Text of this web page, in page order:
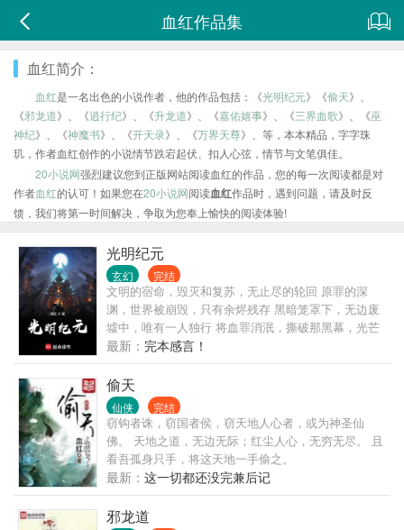
血红作品集
血红简介：
血红是一名出色的小说作者，他的作品包括：《光明纪元》《偷天》、
《邪龙道》、《逍行纪》、《升龙道》、《嘉佑嬉事》、《三界血歌》、《巫
神纪》、《神魔书》、《开天录》、《万界天尊》、等，本本精品，字字珠
玑，作者血红创作的小说情节跌宕起伏、扣人心弦，情节与文笔俱佳。
20小说网强烈建议您到正版网站阅读血红的作品，您的每一次阅读都是对
作者血红的认可！如果您在20小说网阅读血红作品时，遇到问题，请及时反
馈，我们将第一时间解决，争取为您奉上愉快的阅读体验!
光明纪元
玄幻 完结
文明的宿命，毁灭和复苏，无止尽的轮回 原罪的深
渊，世界被崩毁，只有余烬残存 黑暗笼罩下，无边废
墟中，唯有一人独行 将血罪消泯，撕破那黑幕，光芒
笼罩大地 简体版图书近期各大书店上市，敬请大家关
注和支持下！！
最新： 完本感言！
偷天
仙侠 完结
窃钩者诛，窃国者侯，窃天地人心者，或为神圣仙
佛。 天地之道，无边无际；红尘人心，无穷无尽。 且
看吾孤身只手，将这天地一手偷之。
************************ 血巢① 血巢② 血巢③ 血巢④ 血
色海洋：27310288，新晋500超级群！
最新： 这一切都还没完兼后记
邪龙道